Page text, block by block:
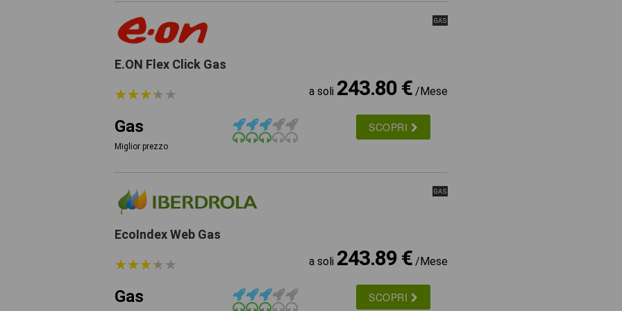
GAS
E.ON Flex Click Gas
★★★★★
★★★★★ a soli 243.80 € /Mese
Gas
Miglior prezzo
SCOPRI
GAS
EcoIndex Web Gas
★★★★★
★★★★★ a soli 243.89 € /Mese
Gas SCOPRI